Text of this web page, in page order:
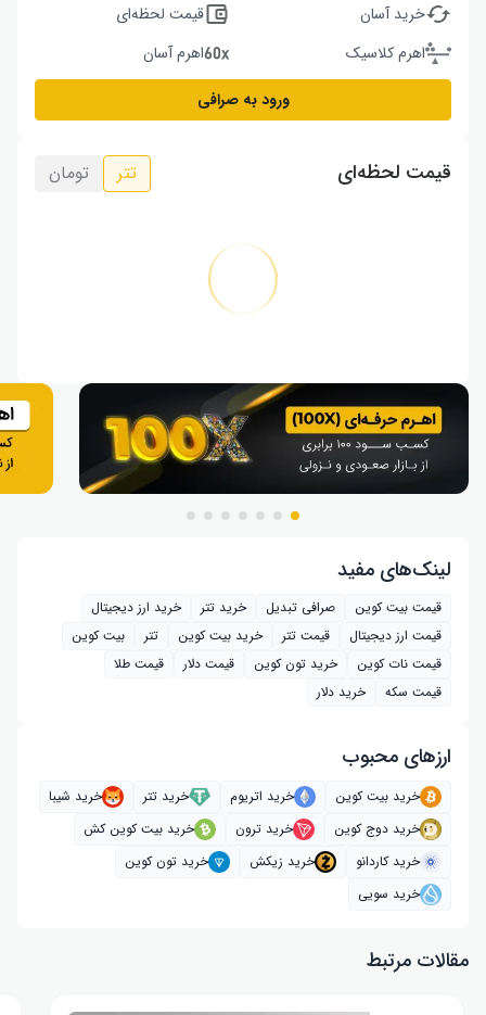
خرید آسان
قیمت لحظه‌ای
اهرم کلاسیک
اهرم آسان
ورود به صرافی
قیمت لحظه‌ای تتر تومان
لینک‌های مفید
قیمت بیت کوین صرافی تبدیل خرید تتر
خرید ارز دیجیتال
قیمت ارز دیجیتال
قیمت تتر خرید بیت‌ کوین تتر
بیت کوین
قیمت نات کوین
خرید تون کوین قیمت دلار
قیمت طلا
قیمت سکه
خرید دلار
ارز‌های محبوب
خرید بیت کوین خرید اتریوم خرید تتر
خرید شیبا
خرید دوج کوین
خرید ترون
خرید بیت کوین کش
خرید کاردانو
خرید زیکش
خرید تون کوین
خرید سویی
مقالات مرتبط